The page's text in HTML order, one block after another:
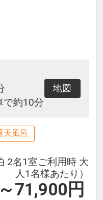
で約10分
地図
天風呂
2名1室ご利用時 大
人1名様あたり）
71,900 円